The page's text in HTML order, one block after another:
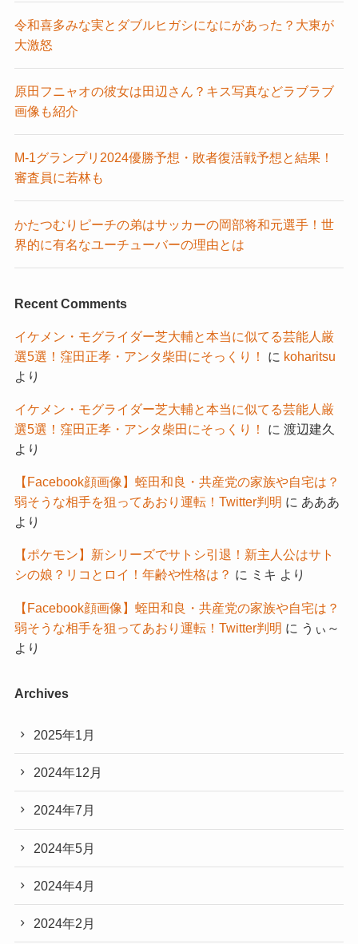
令和喜多みな実とダブルヒガシになにがあった？大東が
大激怒
原田フニャオの彼女は田辺さん？キス写真などラブラブ
画像も紹介
M-1グランプリ2024優勝予想・敗者復活戦予想と結果！
審査員に若林も
かたつむりピーチの弟はサッカーの岡部将和元選手！世
界的に有名なユーチューバーの理由とは
Recent Comments
イケメン・モグライダー芝大輔と本当に似てる芸能人厳
選5選！窪田正孝・アンタ柴田にそっくり！
に koharitsu
より
イケメン・モグライダー芝大輔と本当に似てる芸能人厳
選5選！窪田正孝・アンタ柴田にそっくり！
に 渡辺建久
より
【Facebook顔画像】蛭田和良・共産党の家族や自宅は？
弱そうな相手を狙ってあおり運転！Twitter判明 に あああ
より
【ポケモン】新シリーズでサトシ引退！新主人公はサト
シの娘？リコとロイ！年齢や性格は？ に ミキ より
【Facebook顔画像】蛭田和良・共産党の家族や自宅は？
弱そうな相手を狙ってあおり運転！Twitter判明 に うぃ～
より
Archives
2025年1月
2024年12月
2024年7月
2024年5月
2024年4月
2024年2月